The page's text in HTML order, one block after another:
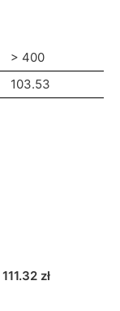
> 400
103.53
111.32 zł